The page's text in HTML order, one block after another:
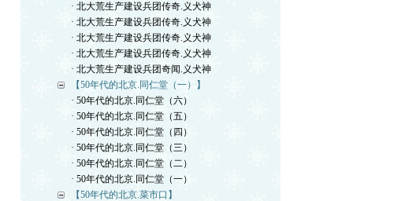
· 北大荒生产建设兵团传奇.义犬神
· 北大荒生产建设兵团传奇.义犬神
· 北大荒生产建设兵团传奇.义犬神
· 北大荒生产建设兵团传奇.义犬神
· 北大荒生产建设兵团奇闻.义犬神
【50年代的北京.同仁堂（一）】
· 50年代的北京.同仁堂（六）
· 50年代的北京.同仁堂（五）
· 50年代的北京.同仁堂（四）
· 50年代的北京.同仁堂（三）
· 50年代的北京.同仁堂（二）
· 50年代的北京.同仁堂（一）
【50年代的北京.菜市口】